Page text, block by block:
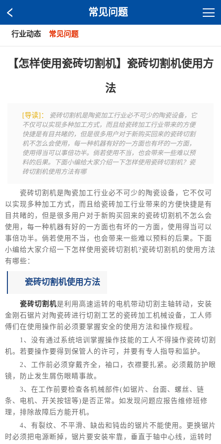
常见问题
行业动态 常见问题
【怎样使用瓷砖切割机】瓷砖切割机使用方
法
[导读]：
瓷砖切割机是陶瓷加工行业必不可少的陶瓷设备，它
不仅可以实现多种加工方式，而且给瓷砖加工行业带来的方便
快捷是有目共睹的，但是很多用户对于新购买回来的瓷砖切割
机不怎么会使用，每一种机器有好的一方面也有坏的一方面，
使用得当可以事倍功半。倘若使用不当，也会带来一些难以预
料的后果。下面小编给大家介绍一下怎样使用瓷砖切割机？瓷
砖切割机使用方法有哪
瓷砖切割机是陶瓷加工行业必不可少的陶瓷设备，它不仅可
以实现多种加工方式，而且给瓷砖加工行业带来的方便快捷是有
目共睹的，但是很多用户对于新购买回来的瓷砖切割机不怎么会
使用，每一种机器有好的一方面也有坏的一方面，使用得当可以
事倍功半。倘若使用不当，也会带来一些难以预料的后果。下面
小编给大家介绍一下怎样使用瓷砖切割机?瓷砖切割机的使用方法
有哪些：
瓷砖切割机使用方法
瓷砖切割机是利用高速运转的电机带动切割主轴转动，安装
金刚石锯片对陶瓷砖进行切割工艺的瓷砖加工机械设备，工人师
傅们在使用操作前必须要掌握安全的使用方法和操作规程。
1、没有通过系统培训掌握操作技能的工人不得操作瓷砖切割
机。若要操作要得到保管人的许可，并要有专人指导和监护。
2、工作前必须穿戴齐全，袖口，衣襟要扎紧。必须戴防护眼
镜，防止发生屑伤眼睛事故。
3、在工作前要检查各机械部件(如锯片、台面、螺丝、链
条、电机、开关按钮等)是否正常。如发现问题应报告维修班修
理，排除故障后方能开机。
4、有裂纹、不平滑、缺齿和钝齿的锯片不能使用。更换锯片
时必须把电源断掉，锯片要安装牢靠，垂直于轴中心线，运转时